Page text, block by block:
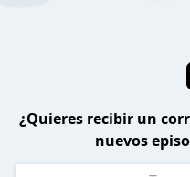
¿Quieres recibir un
nuevos